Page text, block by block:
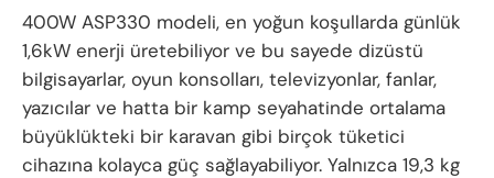
400W ASP330 modeli, en yoğun koşullarda günlük
1,6kW enerji üretebiliyor ve bu sayede dizüstü
bilgisayarlar, oyun konsolları, televizyonlar, fanlar,
yazıcılar ve hatta bir kamp seyahatinde ortalama
büyüklükteki bir karavan gibi birçok tüketici
cihazına kolayca güç sağlayabiliyor. Yalnızca 19,3 kg